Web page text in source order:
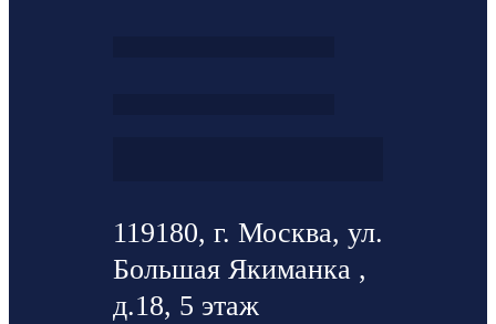
119180, г. Москва, ул.
Большая Якиманка ,
д.18, 5 этаж